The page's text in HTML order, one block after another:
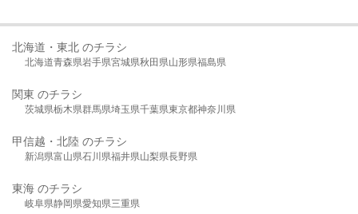
北海道・東北 のチラシ
北海道青森県岩手県宮城県秋田県山形県福島県
関東 のチラシ
茨城県栃木県群馬県埼玉県千葉県東京都神奈川県
甲信越・北陸 のチラシ
新潟県富山県石川県福井県山梨県長野県
東海 のチラシ
岐阜県静岡県愛知県三重県